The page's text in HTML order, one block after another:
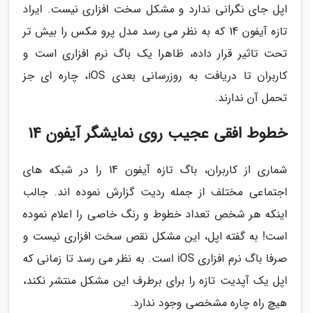
اپل جای نگرانی ندارد و مشکل سخت افزاری نیست. ایراد
تازه آیفون 14 که به نظر می رسد مدل پرو مکس را بیش تر
تحت تاثیر قرار داده، ظاهرا یک باگ نرم افزاری است و
کاربران تا دریافت به روزرسانی بعدی iOS، چاره ای جز
تحمل آن ندارند.
خطوط افقی عجیب روی نمایشگر آیفون 14
شماری از کاربران، باگ تازه آیفون 14 را در شبکه های
اجتماعی مختلف از جمله ردیت گزارش نموده اند. جالب
اینکه هر شخص تعداد خطوط و رنگ خاصی را اعلام نموده
است! به گفته اپل، این مشکل نقص سخت افزاری نیست و
صرفا باگ نرم افزاری iOS است. به نظر می رسد تا زمانی که
اپل یک آپدیت تازه را برای برطرف این مشکل منتشر نکند،
هیچ راه چاره مشخصی وجود ندارد.